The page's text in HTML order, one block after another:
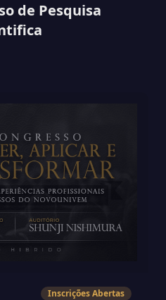
de Pesquisa
Inscrições Abertas